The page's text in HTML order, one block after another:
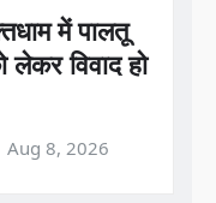
में पालतू
विवाद हो
Aug 8, 2026